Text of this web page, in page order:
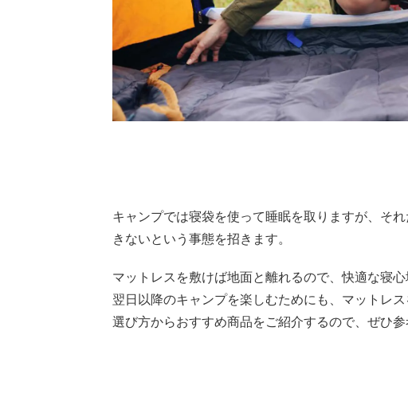
キャンプでは寝袋を使って睡眠を取りますが、そ
きないという事態を招きます。
マットレスを敷けば地面と離れるので、快適な寝
翌日以降のキャンプを楽しむためにも、マットレ
選び方からおすすめ商品をご紹介するので、ぜひ参